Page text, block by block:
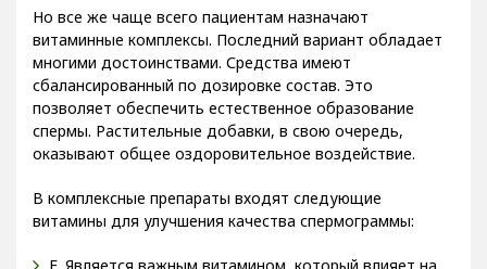
Но все же чаще всего пациентам назначают
витаминные комплексы. Последний вариант обладает
многими достоинствами. Средства имеют
сбалансированный по дозировке состав. Это
позволяет обеспечить естественное образование
спермы. Растительные добавки, в свою очередь,
оказывают общее оздоровительное воздействие.
В комплексные препараты входят следующие
витамины для улучшения качества спермограммы: